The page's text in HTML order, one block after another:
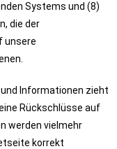
Systems und (8)
die der
unsere
Informationen zieht
Rückschlüsse auf
werden vielmehr
korrekt